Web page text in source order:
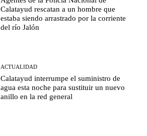
Calatayud rescatan a un hombre que
estaba siendo arrastrado por la corriente
del río Jalón
ACTUALIDAD
Calatayud interrumpe el suministro de
agua esta noche para sustituir un nuevo
anillo en la red general